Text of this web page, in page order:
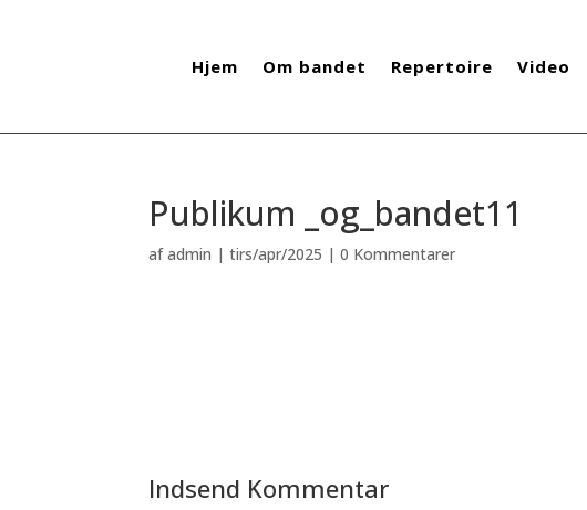
Hjem Om bandet Repertoire Video
Publikum _og_bandet11
afadmin |tirs/apr/2025 |0 Kommentarer
Indsend Kommentar